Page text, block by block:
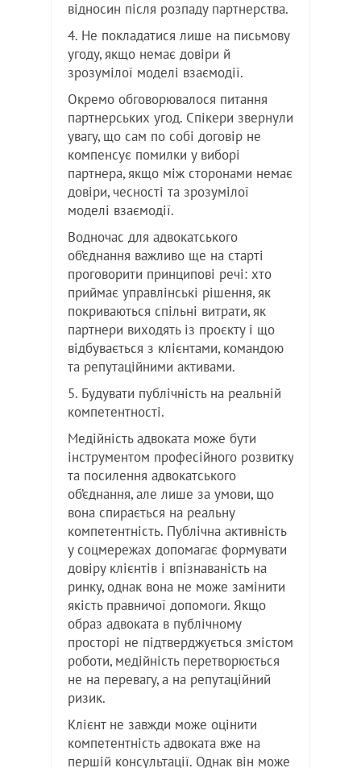
відносин після розпаду партнерства.
4. Не покладатися лише на письмову
угоду, якщо немає довіри й
зрозумілої моделі взаємодії.
Окремо обговорювалося питання
партнерських угод. Спікери звернули
увагу, що сам по собі договір не
компенсує помилки у виборі
партнера, якщо між сторонами немає
довіри, чесності та зрозумілої
моделі взаємодії.
Водночас для адвокатського
об’єднання важливо ще на старті
проговорити принципові речі: хто
приймає управлінські рішення, як
покриваються спільні витрати, як
партнери виходять із проєкту і що
відбувається з клієнтами, командою
та репутаційними активами.
5. Будувати публічність на реальній
компетентності.
Медійність адвоката може бути
інструментом професійного розвитку
та посилення адвокатського
об’єднання, але лише за умови, що
вона спирається на реальну
компетентність. Публічна активність
у соцмережах допомагає формувати
довіру клієнтів і впізнаваність на
ринку, однак вона не може замінити
якість правничої допомоги. Якщо
образ адвоката в публічному
просторі не підтверджується змістом
роботи, медійність перетворюється
не на перевагу, а на репутаційний
ризик.
Клієнт не завжди може оцінити
компетентність адвоката вже на
першій консультації. Однак він може